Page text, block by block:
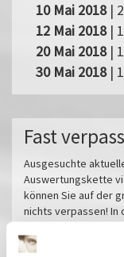
10 Mai 2018|
12 Mai 2018|
20 Mai 2018|
30 Mai 2018|
Fast
Ausgesuchte
Auswertungskette
können Sie auf der
nichts verpassen! In